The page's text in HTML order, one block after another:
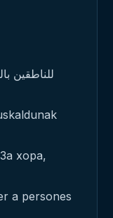
хора,
a persones